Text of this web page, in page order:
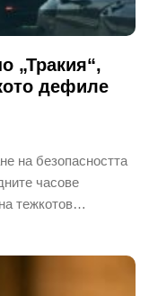
„Тракия“,
дефиле
на безопасността
часове
тежкотов…